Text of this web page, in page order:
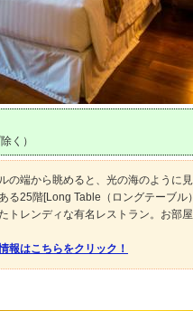
く）
の端から眺めると、光の海のように
る25階[Long Table（ロングテーブル
トレンディな有名レストラン。お部
報はこちらをクリック！